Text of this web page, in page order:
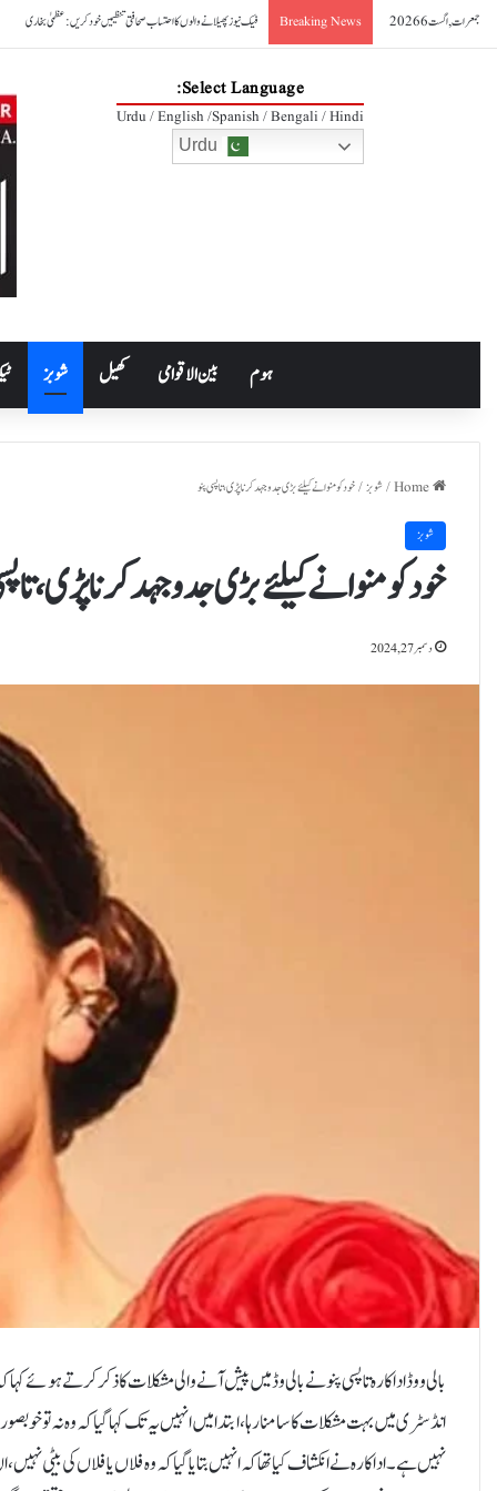
Select Language:
Urdu / English /Spanish / Bengali / Hindi
جمعرات, اگست 6 2026 Breaking News پاکستان، آذربائیجان تعلقات مزید مضبوط بنانے کے عزم کا اعادہ
ہوم بین الاقوامی کھیل شوبز
/ شوبز/خود کو منوانے کیلئے بڑی جدوجہد کرنا پڑی، تاپسی پنو
شوبز
خود کو منوانے کیلئے بڑی جدوجہد کرنا پڑی،
دسمبر 27, 2024
بالی ووڈ اداکارہ تاپسی پنو نے بالی وڈ میں پیش آنے والی مشکلات کا ذکر کرتے ہوئے
انڈسٹری میں بہت مشکلات کا سامنا رہا، ابتدا میں انہیں یہ تک کہا گیا کہ وہ نہ
نہیں ہے۔اداکارہ نے انکشاف کیا تھا کہ انہیں بتایا گیا کہ وہ فلاں یا فلاں کی بیٹی